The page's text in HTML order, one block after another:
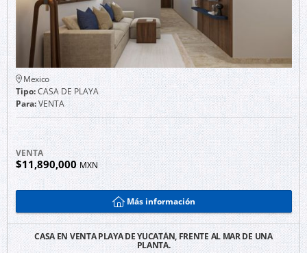
Mexico
Tipo:CASA DE PLAYA
Para:VENTA
VENTA
$11,890,000MXN
Más información
CASA EN VENTA PLAYA DE YUCATÁN, FRENTE AL MAR DE UNA
PLANTA.